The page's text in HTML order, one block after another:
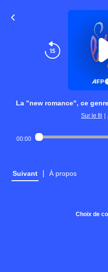
La "new romance", ce
Sur le fil
00:00
Suivant À propos
Choix de